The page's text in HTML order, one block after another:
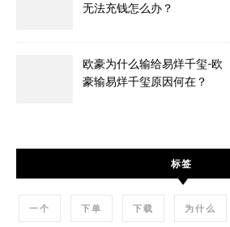
无法充钱怎么办？
欧豪为什么输给易烊千玺-欧
豪输易烊千玺原因何在？
标签
一个 下单 下载 为什么